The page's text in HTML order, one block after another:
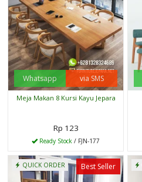
Whatsapp via SMS
Meja Makan 8 Kursi Kayu Jepara
Rp 123
Ready Stock / FJN-177
Best Seller
QUICK ORDER